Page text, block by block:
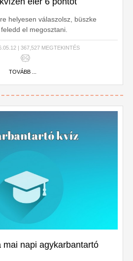
helyesen válaszolsz, büszke
el megosztani.
| 367,527 MEGTEKINTÉS
TOVÁBB ...
mai napi agykarbantartó